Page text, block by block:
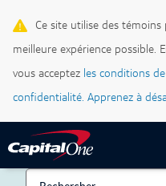
Ce site utilise des témoins
meilleure expérience possible.
vous acceptez les conditions
confidentialité. Apprenez à
Blogue Ma vie, mon crédit
Centre d’assistance
Current Locale:
Français (Canada)